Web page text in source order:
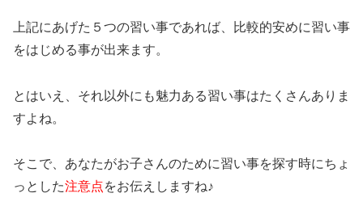
上記にあげた５つの習い事であれば、比較的安めに習い事
をはじめる事が出来ます。
とはいえ、それ以外にも魅力ある習い事はたくさんありま
すよね。
そこで、あなたがお子さんのために習い事を探す時にちょ
っとした注意点をお伝えしますね♪